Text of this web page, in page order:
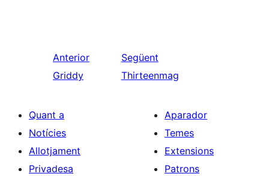
Anterior
Griddy
Següent
Thirteenmag
Quant a
Notícies
Allotjament
Privadesa
Aparador
Temes
Extensions
Patrons